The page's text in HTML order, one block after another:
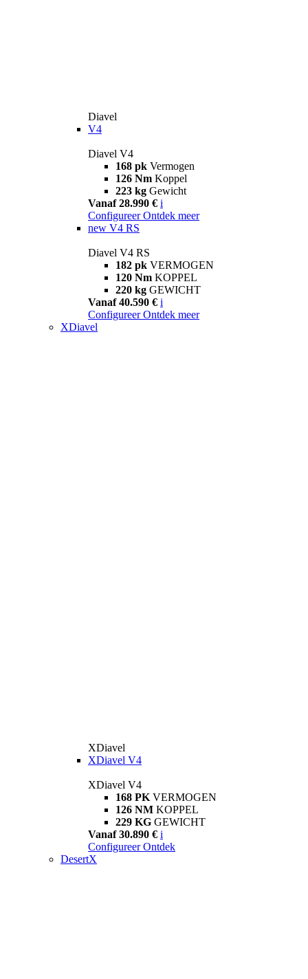
Diavel
V4
Diavel V4
168 pk Vermogen
126 Nm Koppel
223 kg Gewicht
Vanaf 28.990 € i
Configureer Ontdek meer
new V4 RS
Diavel V4 RS
182 pk VERMOGEN
120 Nm KOPPEL
220 kg GEWICHT
Vanaf 40.590 € i
Configureer Ontdek meer
XDiavel
XDiavel
XDiavel V4
XDiavel V4
168 PK VERMOGEN
126 NM KOPPEL
229 KG GEWICHT
Vanaf 30.890 € i
Configureer Ontdek
DesertX